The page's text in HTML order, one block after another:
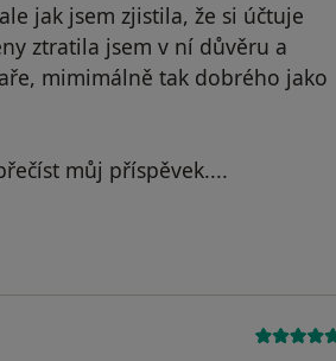
jak jsem zjistila, že si účtuje
ztratila jsem v ní důvěru a
mimimálně tak dobrého jako
můj příspěvek....